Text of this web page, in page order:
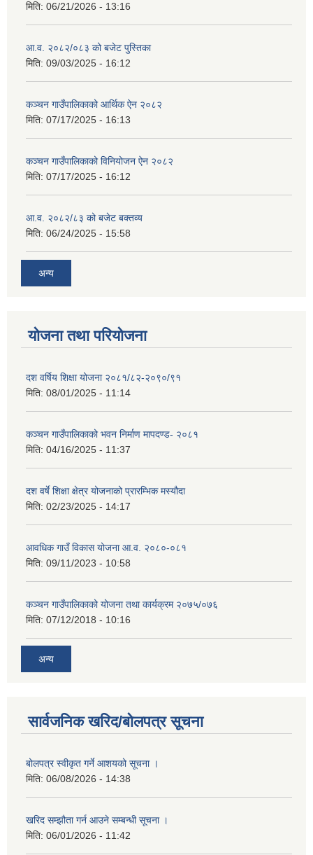
मिति: 06/21/2026 - 13:16
आ.व. २०८२/०८३ को बजेट पुस्तिका
मिति: 09/03/2025 - 16:12
कञ्‍चन गाउँपालिकाको आर्थिक ऐन २०८२
मिति: 07/17/2025 - 16:13
कञ्‍चन गाउँपालिकाको विनियोजन ऐन २०८२
मिति: 07/17/2025 - 16:12
आ.व. २०८२/८३ को बजेट बक्तव्य
मिति: 06/24/2025 - 15:58
अन्य
योजना तथा परियोजना
दश वर्षिय शिक्षा योजना २०८१/८२-२०९०/९१
मिति: 08/01/2025 - 11:14
कञ्‍चन गाउँपालिकाको भवन निर्माण मापदण्ड- २०८१
मिति: 04/16/2025 - 11:37
दश वर्षे शिक्षा क्षेत्र योजनाको प्रारम्भिक मस्यौदा
मिति: 02/23/2025 - 14:17
आवधिक गाउँ विकास योजना आ.व. २०८०-०८१
मिति: 09/11/2023 - 10:58
कञ्चन गाउँपालिकाको योजना तथा कार्यक्रम २०७५/०७६
मिति: 07/12/2018 - 10:16
अन्य
सार्वजनिक खरिद/बोलपत्र सूचना
बोलपत्र स्वीकृत गर्ने आशयको सूचना ।
मिति: 06/08/2026 - 14:38
खरिद सम्झौता गर्न आउने सम्बन्धी सूचना ।
मिति: 06/01/2026 - 11:42